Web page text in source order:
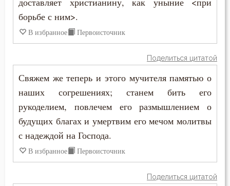
борьбе с ним>.
В избранное Первоисточник
Поделиться цитатой
Свяжем же теперь и этого мучителя памятью о
наших согрешениях; станем бить его
рукоделием, повлечем его размышлением о
будущих благах и умертвим его мечом молитвы
с надеждой на Господа.
В избранное Первоисточник
Поделиться цитатой